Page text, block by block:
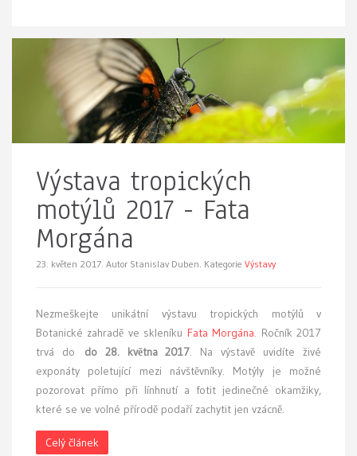
Výstava tropických
motýlů 2017 - Fata
Morgána
23. květen 2017. Autor Stanislav Duben. Kategorie Výstavy
Nezmeškejte unikátní výstavu tropických motýlů v
Botanické zahradě ve skleníku Fata Morgána. Ročník 2017
trvá do do 28. května 2017. Na výstavě uvidíte živé
exponáty poletující mezi návštěvníky. Motýly je možné
pozorovat přímo při línhnutí a fotit jedinečné okamžiky,
které se ve volné přírodě podaří zachytit jen vzácně.
Celý článek